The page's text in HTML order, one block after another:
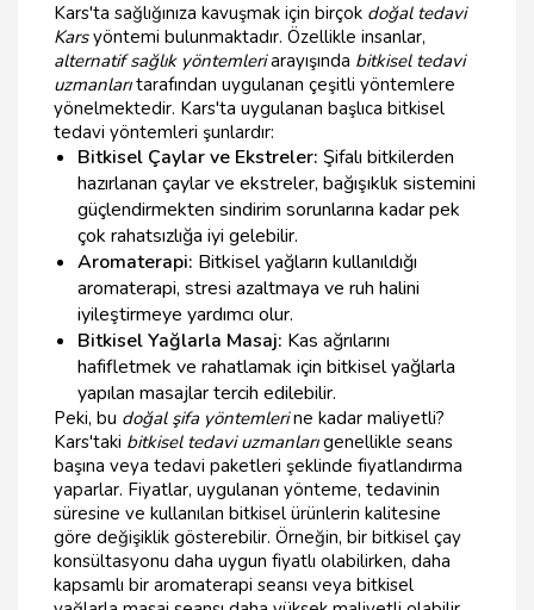
Kars'ta sağlığınıza kavuşmak için birçok doğal tedavi
Karsyöntemi bulunmaktadır. Özellikle insanlar,
alternatif sağlık yöntemleriarayışında bitkisel tedavi
uzmanlarıtarafından uygulanan çeşitli yöntemlere
yönelmektedir. Kars'ta uygulanan başlıca bitkisel
tedavi yöntemleri şunlardır:
Bitkisel Çaylar ve Ekstreler: Şifalı bitkilerden
hazırlanan çaylar ve ekstreler, bağışıklık sistemini
güçlendirmekten sindirim sorunlarına kadar pek
çok rahatsızlığa iyi gelebilir.
Aromaterapi: Bitkisel yağların kullanıldığı
aromaterapi, stresi azaltmaya ve ruh halini
iyileştirmeye yardımcı olur.
Bitkisel Yağlarla Masaj: Kas ağrılarını
hafifletmek ve rahatlamak için bitkisel yağlarla
yapılan masajlar tercih edilebilir.
Peki, bu doğal şifa yöntemlerine kadar maliyetli?
Kars'taki bitkisel tedavi uzmanlarıgenellikle seans
başına veya tedavi paketleri şeklinde fiyatlandırma
yaparlar. Fiyatlar, uygulanan yönteme, tedavinin
süresine ve kullanılan bitkisel ürünlerin kalitesine
göre değişiklik gösterebilir. Örneğin, bir bitkisel çay
konsültasyonu daha uygun fiyatlı olabilirken, daha
kapsamlı bir aromaterapi seansı veya bitkisel